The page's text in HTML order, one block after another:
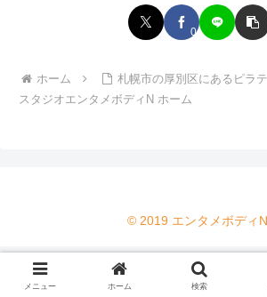
0
ホーム
札幌市の厚別区にあるピラ
スタジオエンタメボディN ホーム
© 2019 エンタメボディN.
メニュー ホーム 検索